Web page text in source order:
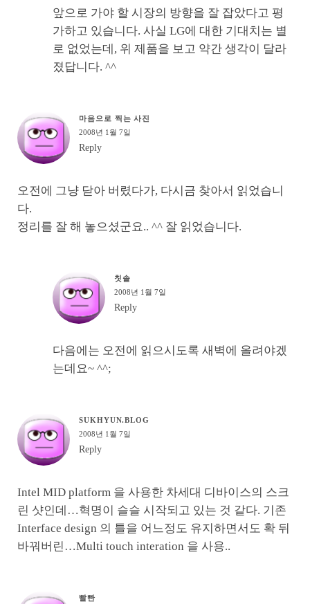
앞으로 가야 할 시장의 방향을 잘 잡았다고 평
가하고 있습니다. 사실 LG에 대한 기대치는 별
로 없었는데, 위 제품을 보고 약간 생각이 달라
졌답니다. ^^
마음으로 찍는 사진
2008년 1월 7일
Reply
오전에 그냥 닫아 버렸다가, 다시금 찾아서 읽었습니
다.
정리를 잘 해 놓으셨군요.. ^^ 잘 읽었습니다.
칫솔
2008년 1월 7일
Reply
다음에는 오전에 읽으시도록 새벽에 올려야겠
는데요~ ^^;
SUKHYUN.BLOG
2008년 1월 7일
Reply
Intel MID platform 을 사용한 차세대 디바이스의 스크
린 샷인데…혁명이 슬슬 시작되고 있는 것 같다. 기존
Interface design 의 틀을 어느정도 유지하면서도 확 뒤
바꿔버린…Multi touch interation 을 사용..
빨빤